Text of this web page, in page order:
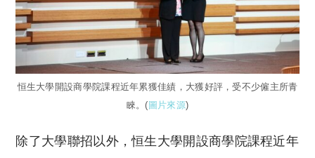
恒生大學開設商學院課程近年累獲佳績，大獲好評，受不少僱主所青
睞。( 圖片來源)
除了大學聯招以外，恒生大學開設商學院課程近年